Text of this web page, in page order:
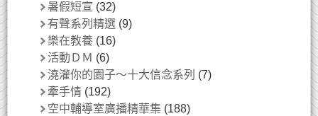
暑假短宣 (32)
有聲系列精選 (9)
樂在教養 (16)
活動ＤＭ (6)
澆灌你的園子～十大信念系列 (7)
牽手情 (192)
空中輔導室廣播精華集 (188)